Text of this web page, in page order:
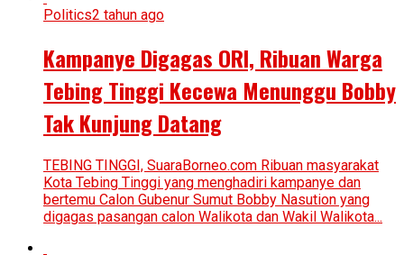
Politics2 tahun ago
Kampanye Digagas ORI, Ribuan Warga
Tebing Tinggi Kecewa Menunggu Bobby
Tak Kunjung Datang
TEBING TINGGI, SuaraBorneo.com Ribuan masyarakat
Kota Tebing Tinggi yang menghadiri kampanye dan
bertemu Calon Gubenur Sumut Bobby Nasution yang
digagas pasangan calon Walikota dan Wakil Walikota...